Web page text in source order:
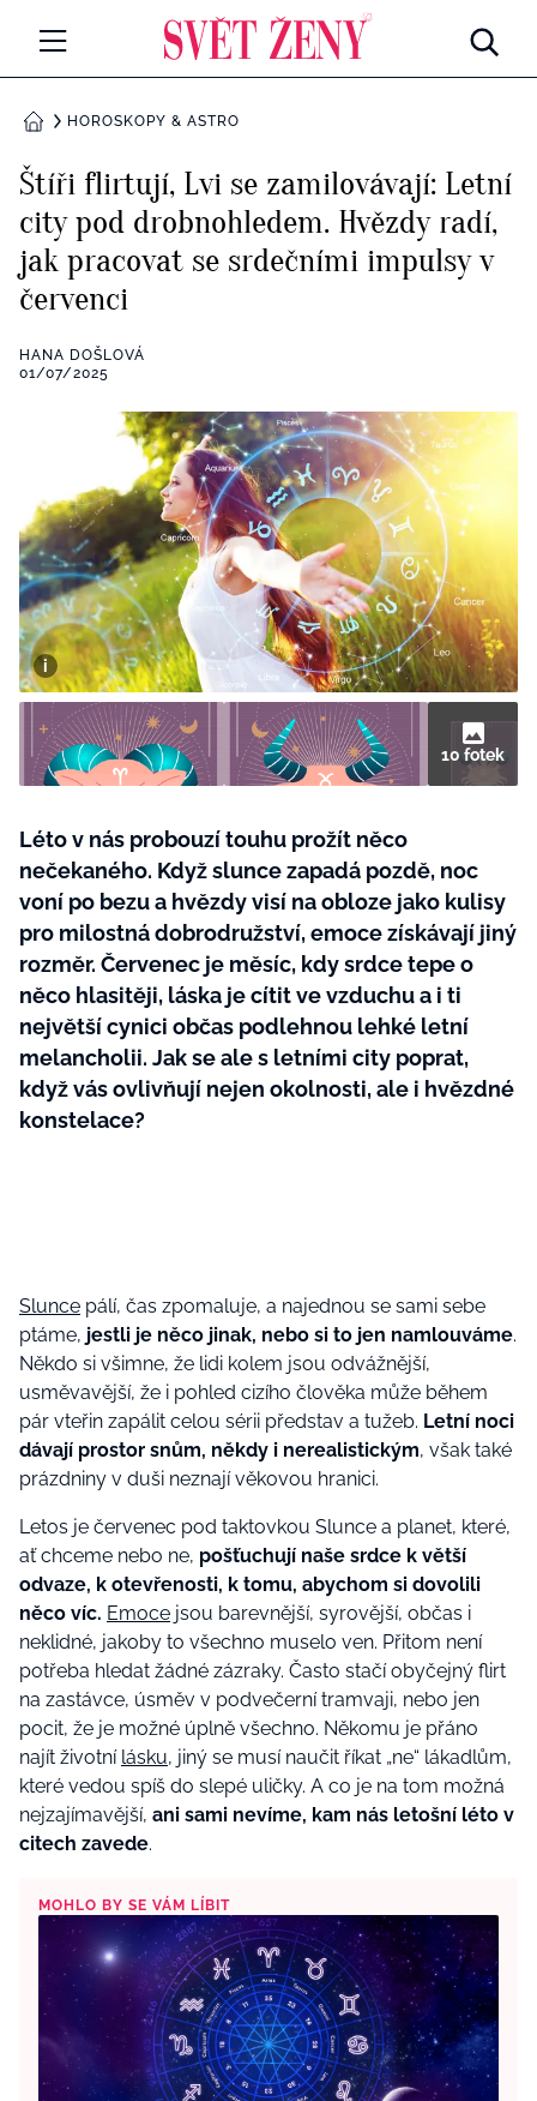
CELEBRITY
Všechny kategorie
Rozhovory
RETROHUBKY
PSYCHOLOGIE
Seberozvoj
ZDRAVÍ
Životní styl
Všechny kategorie
Testy a kvízy
BYDLENÍ
Všechny kategorie
Tvoření
Rady a tipy
BurdaMedia
Extra
SVĚT ŽENY - 599 KČ
ROČNÍ PŘEDPLATNÉ SVĚT ŽENY +
SADA PRODUKTŮ MANA (10 ks)
DOMŮHOROSKOPY & ASTRO
Štíři flirtují, Lvi se zamilovávají: Letní
city pod drobnohledem. Hvězdy radí,
jak pracovat se srdečními impulsy v
červenci
HANA DOŠLOVÁ
01/07/2025
10 fotek
Léto v nás probouzí touhu prožít něco
nečekaného. Když slunce zapadá pozdě, noc
voní po bezu a hvězdy visí na obloze jako kulisy
pro milostná dobrodružství, emoce získávají jiný
rozměr. Červenec je měsíc, kdy srdce tepe o
něco hlasitěji, láska je cítit ve vzduchu a i ti
největší cynici občas podlehnou lehké letní
melancholii. Jak se ale s letními city poprat,
když vás ovlivňují nejen okolnosti, ale i hvězdné
konstelace?
Slunce pálí, čas zpomaluje, a najednou se sami sebe
ptáme, jestli je něco jinak, nebo si to jen namlouváme.
Někdo si všimne, že lidi kolem jsou odvážnější,
usměvavější, že i pohled cizího člověka může během
pár vteřin zapálit celou sérii představ a tužeb. Letní noci
dávají prostor snům, někdy i nerealistickým, však také
prázdniny v duši neznají věkovou hranici.
Letos je červenec pod taktovkou Slunce a planet, které,
ať chceme nebo ne, pošťuchují naše srdce k větší
odvaze, k otevřenosti, k tomu, abychom si dovolili
něco víc. Emoce jsou barevnější, syrovější, občas i
neklidné, jakoby to všechno muselo ven. Přitom není
potřeba hledat žádné zázraky. Často stačí obyčejný flirt
na zastávce, úsměv v podvečerní tramvaji, nebo jen
pocit, že je možné úplně všechno. Někomu je přáno
najít životní lásku, jiný se musí naučit říkat „ne“ lákadlům,
které vedou spíš do slepé uličky. A co je na tom možná
nejzajímavější, ani sami nevíme, kam nás letošní léto v
citech zavede.
MOHLO BY SE VÁM LÍBIT